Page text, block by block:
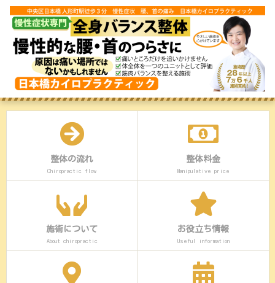
整体の流れ
Chiropractic flow
整体料金
Manipulative price
施術について
About chiropractic
お役立ち情報
Useful information